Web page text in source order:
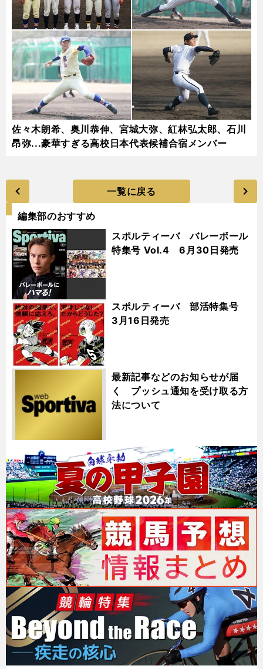
佐々木朗希、奥川恭伸、宮城大弥、紅林弘太郎、石川
昂弥...豪華すぎる高校日本代表候補合宿メンバー
一覧に戻る
編集部のおすすめ
スポルティーバ バレーボール
特集号 Vol.4 6月30日発売
スポルティーバ 部活特集号
3月16日発売
最新記事などのお知らせが届
く プッシュ通知を受け取る方
法について